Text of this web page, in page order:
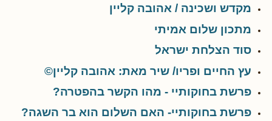
מקדש ושכינה / אהובה קליין
מתכון שלום אמיתי
סוד הצלחת ישראל
עץ החיים ופריו/ שיר מאת: אהובה קליין©
פרשת בחוקותיי - מהו הקשר בהפטרה?
פרשת בחוקותיי- האם השלום הוא בר השגה?